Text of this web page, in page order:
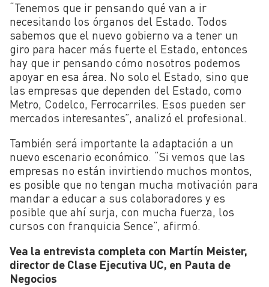
“Tenemos que ir pensando qué van a ir
necesitando los órganos del Estado. Todos
sabemos que el nuevo gobierno va a tener un
giro para hacer más fuerte el Estado, entonces
hay que ir pensando cómo nosotros podemos
apoyar en esa área. No solo el Estado, sino que
las empresas que dependen del Estado, como
Metro, Codelco, Ferrocarriles. Esos pueden ser
mercados interesantes”, analizó el profesional.
También será importante la adaptación a un
nuevo escenario económico. “Si vemos que las
empresas no están invirtiendo muchos montos,
es posible que no tengan mucha motivación para
mandar a educar a sus colaboradores y es
posible que ahí surja, con mucha fuerza, los
cursos con franquicia Sence”, afirmó.
Vea la entrevista completa con Martín Meister,
director de Clase Ejecutiva UC, en Pauta de
Negocios